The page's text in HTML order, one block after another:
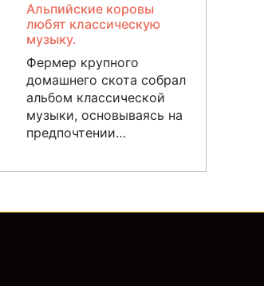
Альпийские коровы
любят классическую
музыку.
Фермер крупного
домашнего скота собрал
альбом классической
музыки, основываясь на
предпочтении…